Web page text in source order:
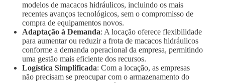
modelos de macacos hidráulicos, incluindo os mais
recentes avanços tecnológicos, sem o compromisso de
compra de equipamentos novos.
Adaptação à Demanda: A locação oferece flexibilidade
para aumentar ou reduzir a frota de macacos hidráulicos
conforme a demanda operacional da empresa, permitindo
uma gestão mais eficiente dos recursos.
Logística Simplificada: Com a locação, as empresas
não precisam se preocupar com o armazenamento do